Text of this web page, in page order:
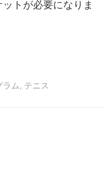
トが必要になりま
ラム テニス